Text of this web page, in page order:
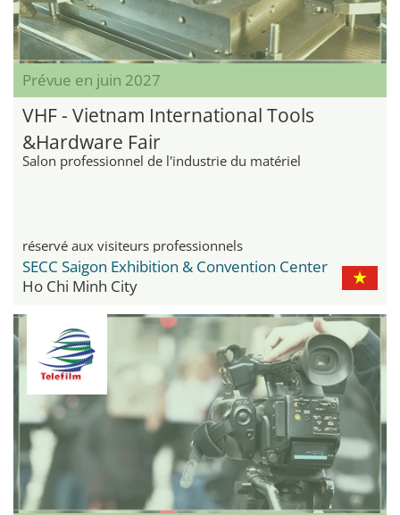
Prévue en juin 2027
VHF - Vietnam International Tools
&Hardware Fair
Salon professionnel de l'industrie du matériel
réservé aux visiteurs professionnels
SECC Saigon Exhibition & Convention Center
Ho Chi Minh City